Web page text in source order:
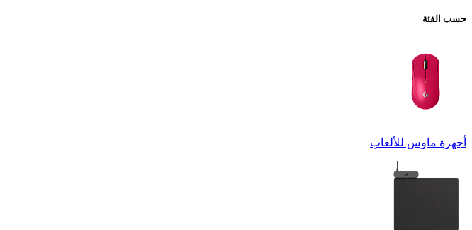
حسب الفئة
أجهزة ماوس للألعاب